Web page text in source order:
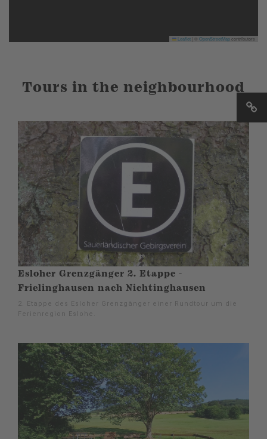
Leaflet OpenStreetMapcontributors
Tours in the neighbourhood
Esloher Grenzgänger 2. Etappe -
Frielinghausen nach Nichtinghausen
2. Etappe des Esloher Grenzgänger einer Rundtour um die
Ferienregion Eslohe.